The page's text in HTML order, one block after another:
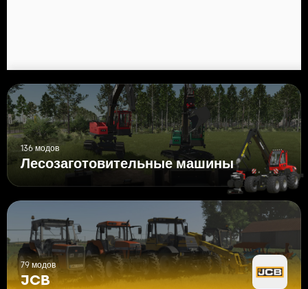
136 модов
Лесозаготовительные машины
79 модов
JCB